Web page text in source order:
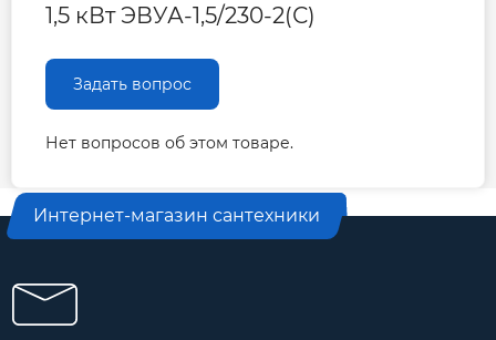
1,5 кВт ЭВУА-1,5/230-2(С)
Задать вопрос
Нет вопросов об этом товаре.
Интернет-магазин сантехники